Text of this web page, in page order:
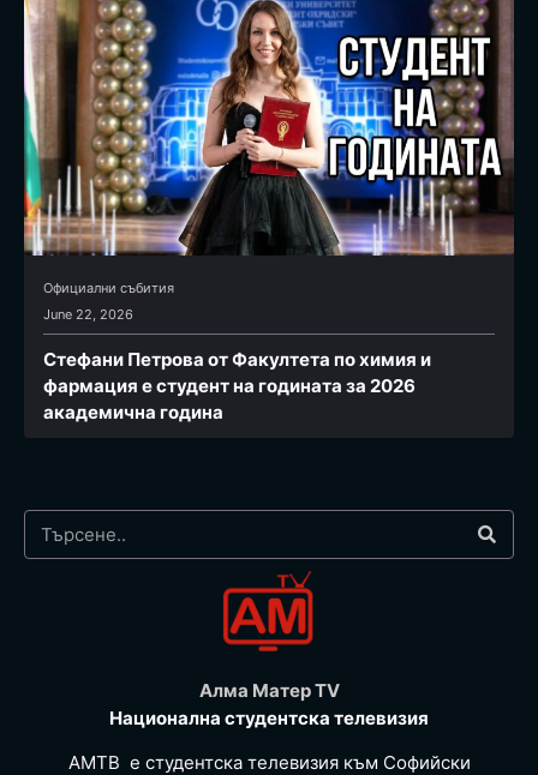
Официални събития
June 22, 2026
Стефани Петрова от Факултета по химия и
фармация e студент на годината за 2026
академична година
Алма Матер TV
Национална студентска телевизия
АМТВ е студентска телевизия към Софийски